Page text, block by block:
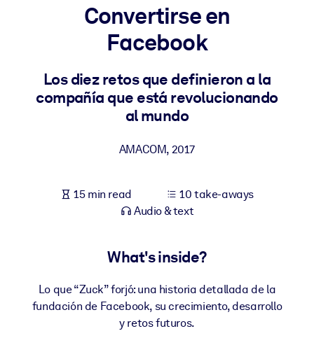
Bring bite-sized, verified knowledge into your LMS/LXP for
learning results.
For Corporate Libraries
Fuel your AI systems with reliable, structured knowledge to
Convertirse en
Facebook
Los diez retos que definieron a la
compañía que está revolucionando
al mundo
AMACOM, 2017
15 min read
10 take-aways
Audio & text
What's inside?
Lo que “Zuck” forjó: una historia detallada de la
fundación de Facebook, su crecimiento, desarrollo
y retos futuros.